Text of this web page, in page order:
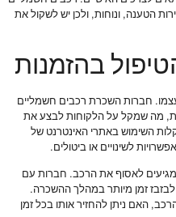
הטענה, ונוחות, ולכן יש לשקול את
בהזמנות
חברות השכרת רכבים חשמליים
מה שמקל על הלקוחות לבצע את
השימוש באתרי האינטרנט של
לשינויים או ביטולים.
לאסוף את הרכב. חברות עם
לבזבז זמן מיותר במהלך ההשכרה.
האם ניתן להחזיר אותו בכל זמן